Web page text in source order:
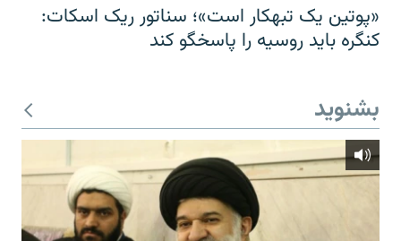
«پوتین یک تبهکار است»؛ سناتور ریک اسکات:
کنگره باید روسیه را پاسخگو کند
بشنوید